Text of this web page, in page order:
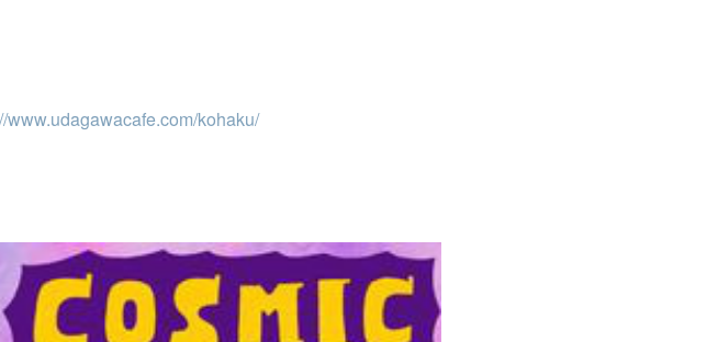
www.udagawacafe.com/kohaku/